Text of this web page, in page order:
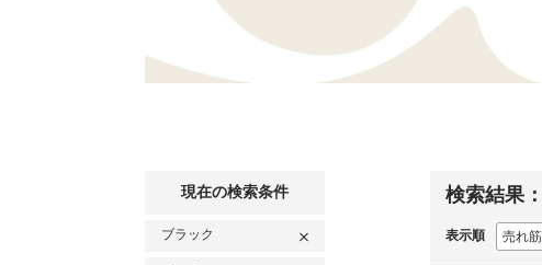
現在の検索条件
ブラック
検索結果：
表示順